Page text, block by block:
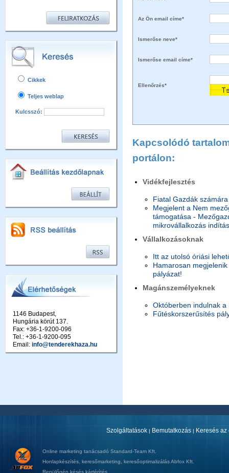
Cikkek
Teljes weblap
Kulcsszó:
1146 Budapest,
Hungária körút 137.
Fax: +36-1-9200-096
Tel.: +36-1-9200-095
Email: info@tenderekhaza.hu
Az Ön email címe*
Ismerőse neve*
Ismerőse email címe*
Ellenőrzés*
Kapcsolódó
portálon:
Vidékfejlesztés
Fiatal Gazdák
Megjelent a Nem
támogatása -
mikrovállalkozás
Vállalkozásoknak
Itt az utolsó óriási
Hamarosan
pályázat!
Magánszemélyeknek
Októberben indulnak
Fűtéskorszerűsítés
Szolgáltatások | Bemutatkozás | Keresés
Online marketing tanácsadó Standard-Team Kft.
Honlapkészítés keresőmarketing keresőoptimalizálásAbfox Kft.
Repülőgép késés kártérítés